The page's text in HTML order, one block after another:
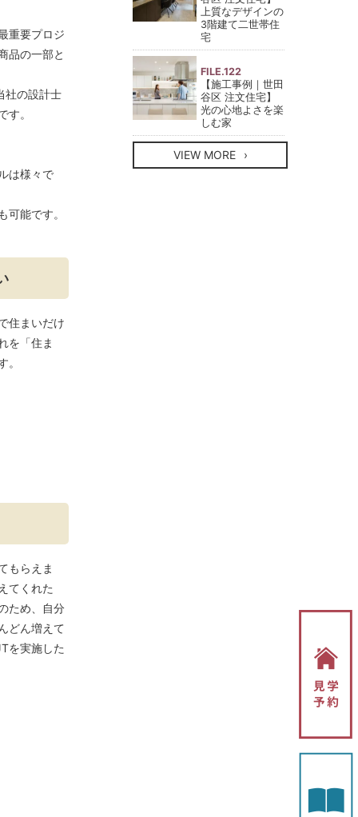
重要プロジ
品の一部と
社の設計士
。
は様々で
能です。
住まいだけ
を「住ま
。
もらえま
てくれた
ため、自分
どん増えて
を実施した
上質なデザインの
3階建て二世帯住
宅
FILE.122
【施工事例｜世田
谷区 注文住宅】
光の心地よさを楽
しむ家
VIEW MORE